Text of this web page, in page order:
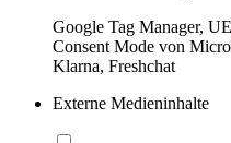
Google Tag Manager,
Consent Mode von
Klarna, Freshchat
Externe Medieninhalte